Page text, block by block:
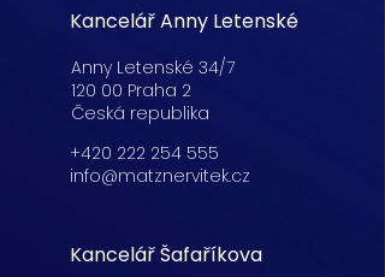
Kancelář Anny Letenské
Anny Letenské 34/7
120 00 Praha 2
Česká republika
+420 222 254 555
info@matznervitek.cz
Kancelář Šafaříkova